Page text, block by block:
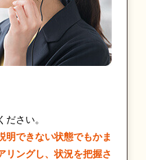
さい。
明できない状態でもかま
リングし、状況を把握さ